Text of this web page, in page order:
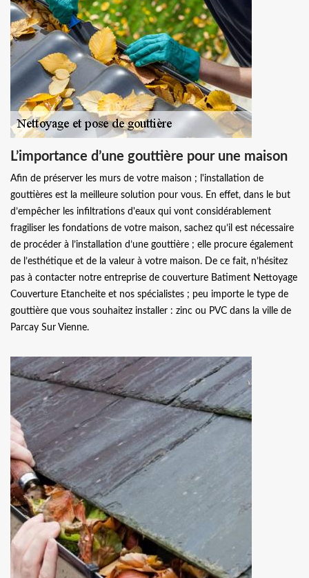
L’importance d’une gouttière pour une maison
Afin de préserver les murs de votre maison ; l'installation de
gouttières est la meilleure solution pour vous. En effet, dans le but
d’empêcher les infiltrations d'eaux qui vont considérablement
fragiliser les fondations de votre maison, sachez qu’il est nécessaire
de procéder à l’installation d’une gouttière ; elle procure également
de l’esthétique et de la valeur à votre maison. De ce fait, n’hésitez
pas à contacter notre entreprise de couverture Batiment Nettoyage
Couverture Etancheite et nos spécialistes ; peu importe le type de
gouttière que vous souhaitez installer : zinc ou PVC dans la ville de
Parcay Sur Vienne.